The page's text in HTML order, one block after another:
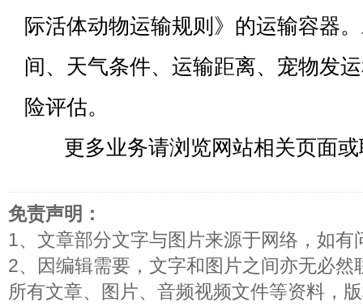
际活体动物运输规则》的运输容器
间、天气条件、运输距离、宠物发
险评估。
更多业务请浏览网站相关页
免责声明：
1、文章部分文字与图片来源于网络，如有
2、因编辑需要，文字和图片之间亦无必
所有文章、图片、音频视频文件等资料，